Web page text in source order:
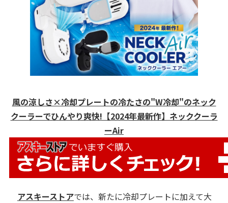
風の涼しさ×冷却プレートの冷たさの"W冷却"のネック
クーラーでひんやり爽快!【2024年最新作】ネッククーラ
ーAir
アスキーストアでは、新たに冷却プレートに加えて大